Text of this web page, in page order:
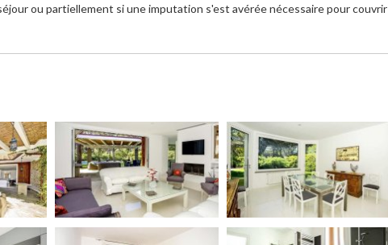
ou partiellement si une imputation s'est avérée nécessaire pour couvrir